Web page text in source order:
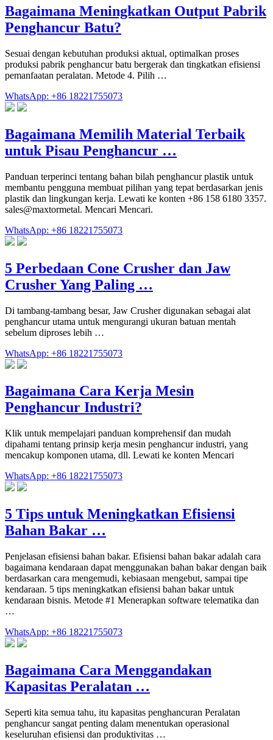
Bagaimana Meningkatkan Output Pabrik
Penghancur Batu?
Sesuai dengan kebutuhan produksi aktual, optimalkan proses
produksi pabrik penghancur batu bergerak dan tingkatkan efisiensi
pemanfaatan peralatan. Metode 4. Pilih …
WhatsApp: +86 18221755073
Bagaimana Memilih Material Terbaik
untuk Pisau Penghancur …
Panduan terperinci tentang bahan bilah penghancur plastik untuk
membantu pengguna membuat pilihan yang tepat berdasarkan jenis
plastik dan lingkungan kerja. Lewati ke konten +86 158 6180 3357.
sales@maxtormetal. Mencari Mencari.
WhatsApp: +86 18221755073
5 Perbedaan Cone Crusher dan Jaw
Crusher Yang Paling …
Di tambang-tambang besar, Jaw Crusher digunakan sebagai alat
penghancur utama untuk mengurangi ukuran batuan mentah
sebelum diproses lebih …
WhatsApp: +86 18221755073
Bagaimana Cara Kerja Mesin
Penghancur Industri?
Klik untuk mempelajari panduan komprehensif dan mudah
dipahami tentang prinsip kerja mesin penghancur industri, yang
mencakup komponen utama, dll. Lewati ke konten Mencari
WhatsApp: +86 18221755073
5 Tips untuk Meningkatkan Efisiensi
Bahan Bakar …
Penjelasan efisiensi bahan bakar. Efisiensi bahan bakar adalah cara
bagaimana kendaraan dapat menggunakan bahan bakar dengan baik
berdasarkan cara mengemudi, kebiasaan mengebut, sampai tipe
kendaraan. 5 tips meningkatkan efisiensi bahan bakar untuk
kendaraan bisnis. Metode #1 Menerapkan software telematika dan
…
WhatsApp: +86 18221755073
Bagaimana Cara Menggandakan
Kapasitas Peralatan …
Seperti kita semua tahu, itu kapasitas penghancuran Peralatan
penghancur sangat penting dalam menentukan operasional
keseluruhan efisiensi dan produktivitas …